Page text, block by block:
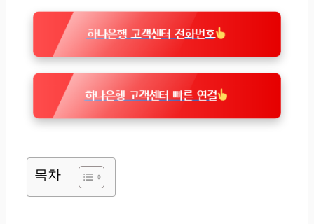
하나은행 고객센터 전화번호
하나은행 고객센터 빠른 연결
목차